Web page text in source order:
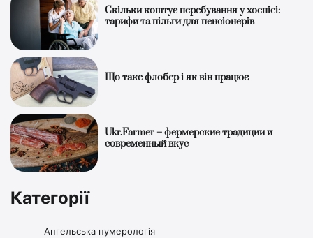
Скільки коштує перебування у хоспісі:
тарифи та пільги для пенсіонерів
Що таке флобер і як він працює
Ukr.Farmer – фермерские традиции и
современный вкус
Категорії
Ангельська нумерологія